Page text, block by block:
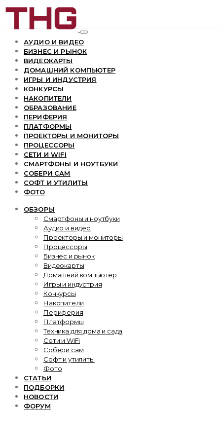
АУДИО И ВИДЕО
БИЗНЕС И РЫНОК
ВИДЕОКАРТЫ
ДОМАШНИЙ КОМПЬЮТЕР
ИГРЫ И ИНДУСТРИЯ
КОНКУРСЫ
НАКОПИТЕЛИ
ОБРАЗОВАНИЕ
ПЕРИФЕРИЯ
ПЛАТФОРМЫ
ПРОЕКТОРЫ И МОНИТОРЫ
ПРОЦЕССОРЫ
СЕТИ И WIFI
СМАРТФОНЫ И НОУТБУКИ
СОБЕРИ САМ
СОФТ И УТИЛИТЫ
ФОТО
ОБЗОРЫ
Смартфоны и ноутбуки
Аудио и видео
Проекторы и мониторы
Процессоры
Бизнес и рынок
Видеокарты
Домашний компьютер
Игры и индустрия
Конкурсы
Накопители
Периферия
Платформы
Техника для дома и сада
Сети и WiFi
Собери сам
Софт и утилиты
Фото
СТАТЬИ
ПОДБОРКИ
НОВОСТИ
ФОРУМ